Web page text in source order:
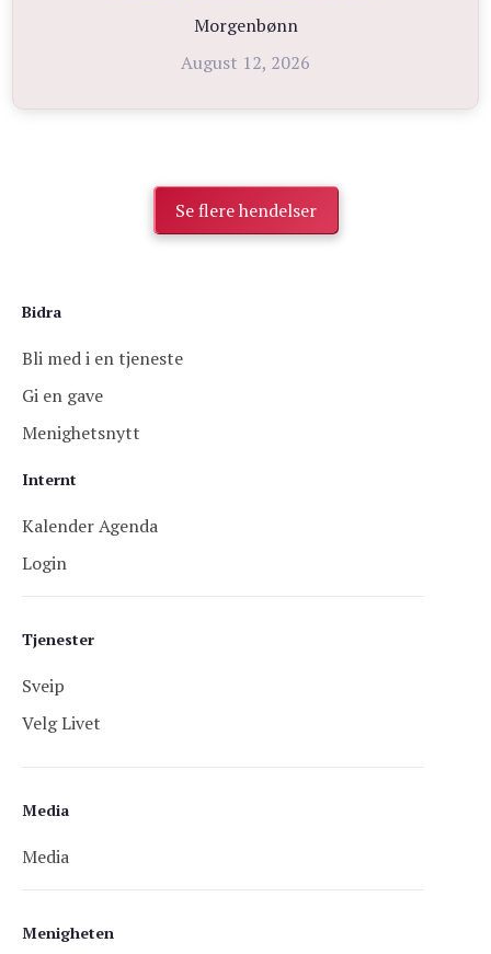
Morgenbønn
August 12, 2026
Se flere hendelser
Menigheten
Tjenester
Sveip
Velg Livet
Media
Media
Bidra
Bli med i en tjeneste
Gi en gave
Menighetsnytt
Internt
Kalender Agenda
Login